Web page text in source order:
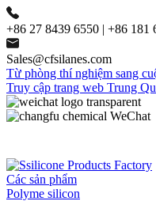
+86 27 8439 6550 | +86 181
Sales@cfsilanes.com
Từ phòng thí nghiệm sang
Truy cập trang web Trung
Các sản phẩm
Polyme silicon